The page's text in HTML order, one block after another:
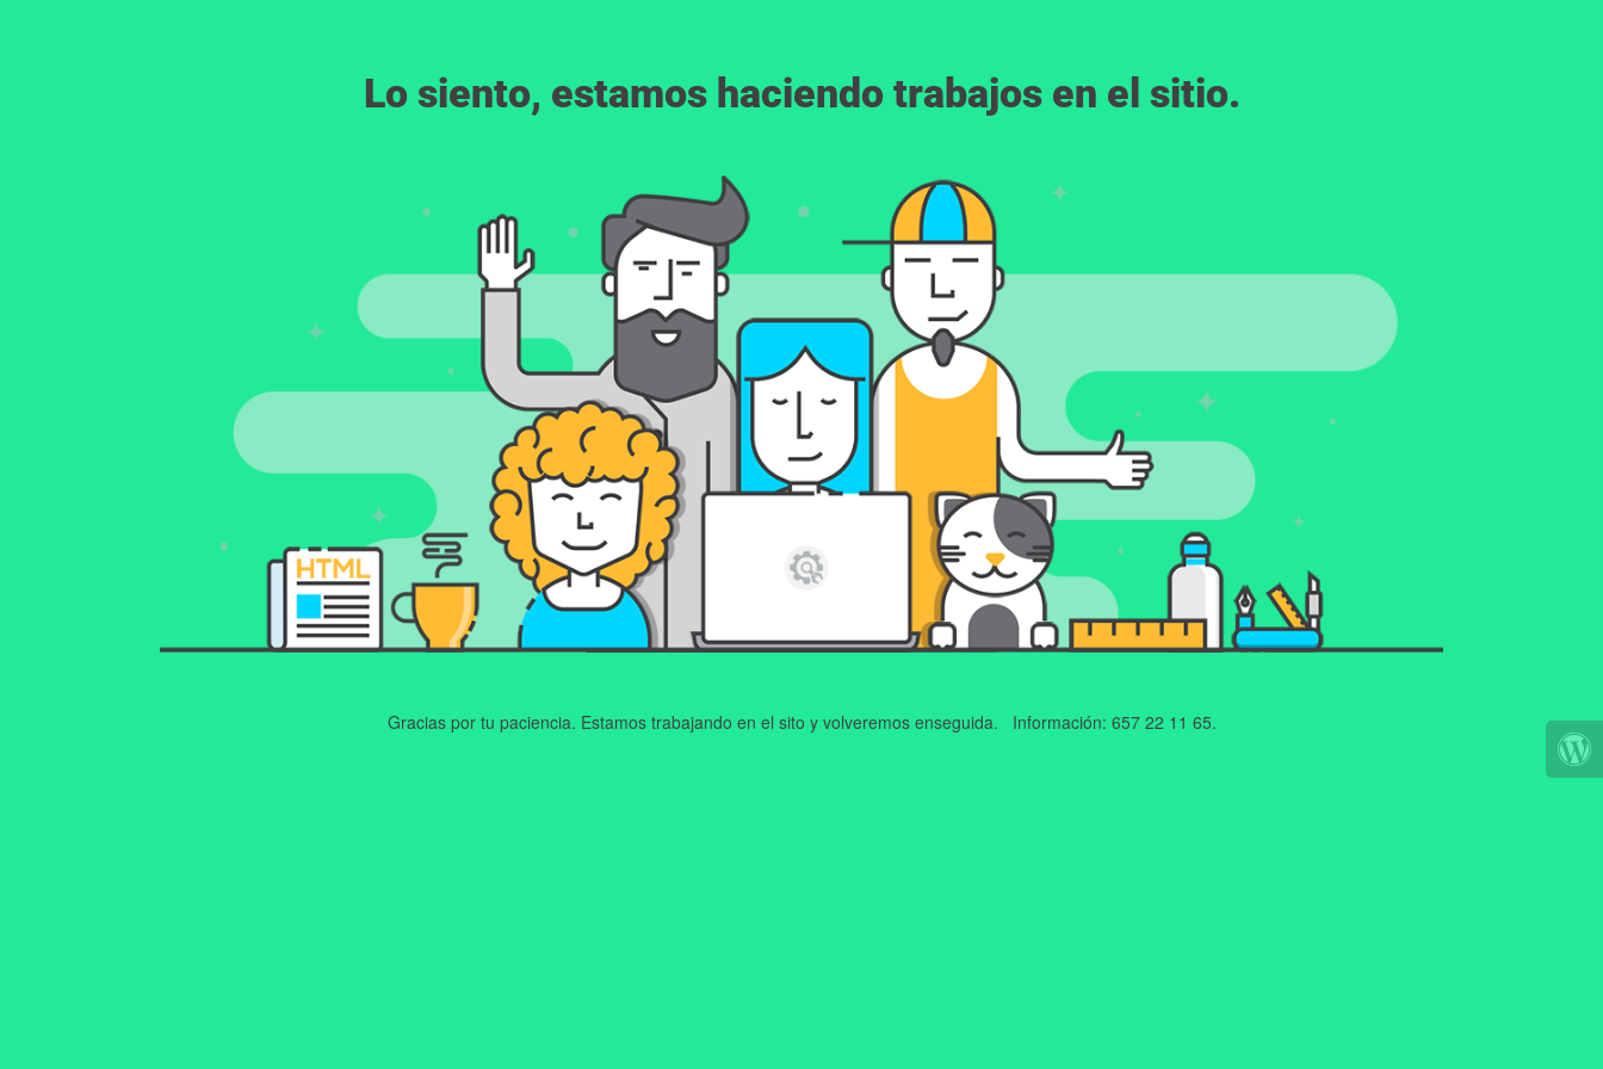
Lo siento, estamos haciendo trabajos en el sitio.
Gracias por tu paciencia. Estamos trabajando en el sito y volveremos enseguida. Información: 657 22 11 65.